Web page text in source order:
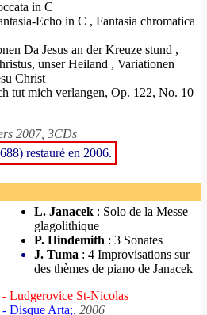
in C
Echo in C , Fantasia chromatica
Da Jesus an der Kreuze stund ,
unser Heiland , Variationen
Christ
tut mich verlangen, Op. 122, No. 10
2007, 3CDs
restauré en 2006.
L. Janacek : Solo de la Messe
glagolithique
P. Hindemith : 3 Sonates
J. Tuma : 4 Improvisations sur
des thèmes de piano de Janacek
- Ludgerovice St-Nicolas
- Disque Arta;, 2006